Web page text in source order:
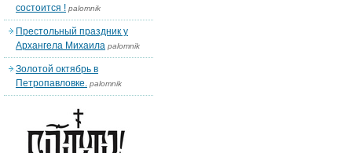
состоится ! palomnik
Престольный праздник у
Архангела Михаила palomnik
Золотой октябрь в
Петропавловке. palomnik